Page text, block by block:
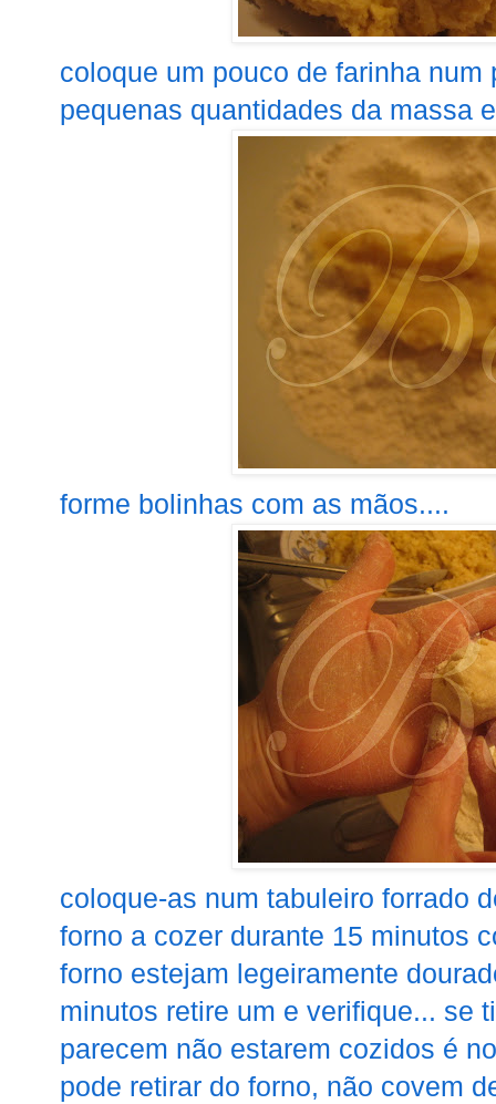
coloque um pouco de farinha
pequenas quantidades da massa
forme bolinhas com as mãos....
coloque-as num tabuleiro forrado
forno a cozer durante 15 minutos
forno estejam legeiramente
minutos retire um e verifique... se
parecem não estarem cozidos é
pode retirar do forno, não covem